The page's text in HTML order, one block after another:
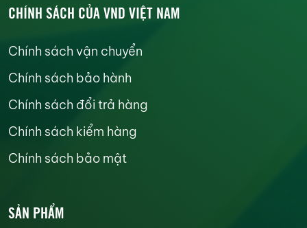
CHÍNH SÁCH CỦA VND VIỆT NAM
Chính sách vận chuyển
Chính sách bảo hành
Chính sách đổi trả hàng
Chính sách kiểm hàng
Chính sách bảo mật
SẢN PHẨM